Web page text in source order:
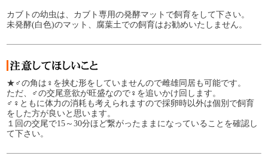
カブトの幼虫は、カブト専用の発酵マットで飼育をして下さい。
未発酵(白色)のマット、腐葉土での飼育はお勧めいたしません。
★♂の角は♀を挟む形をしていませんので雌雄同居も可能です。
ただ、♂の交尾意欲が旺盛なので♀を追いかけ回します。
♂♀ともに体力の消耗も考えられますので採卵時以外は個別で飼育
をした方が良いと思います。
１回の交尾で15～30分ほど繋がったままになっていることを確認し
て下さい。